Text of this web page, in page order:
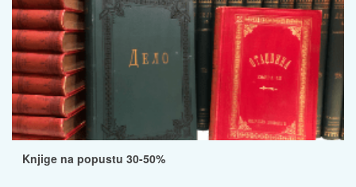
Knjige na popustu 30-50%